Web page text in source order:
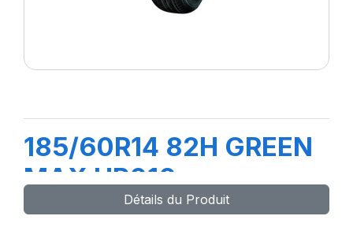
185/60R14 82H GREEN
MAX HP010
Détails du Produit